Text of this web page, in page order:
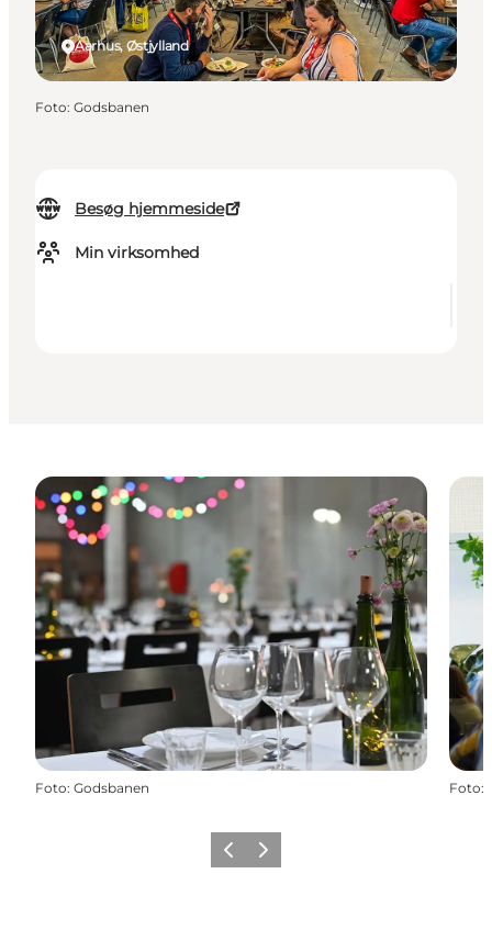
Besøg hjemmeside
Min virksomhed
Aarhus, Østjylland
Foto: Godsbanen
Foto: Godsbanen Foto:
ForrigeNæste